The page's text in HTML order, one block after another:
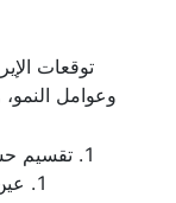
توقعات
وعوامل النمو،
تقسيم